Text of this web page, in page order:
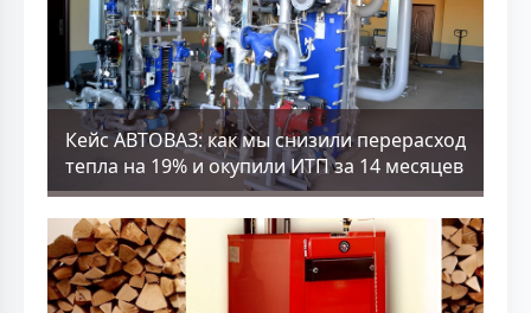
Кейс АВТОВАЗ: как мы снизили перерасход
тепла на 19% и окупили ИТП за 14 месяцев